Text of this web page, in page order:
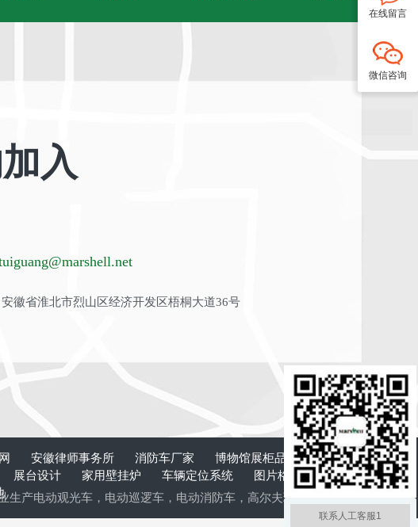
入
徽省淮北市烈山区经济开发区梧桐大道36号
生产电动观光车 ， 电动巡逻车 ， 电动消防车 ， 高尔夫球车
安徽律师事务所 消防车厂家 博物馆展柜品牌
板式换
展台设计 家用壁挂炉 车辆定位系统 图片格式转换
清
在线留言
微信咨询
联系人工客服1